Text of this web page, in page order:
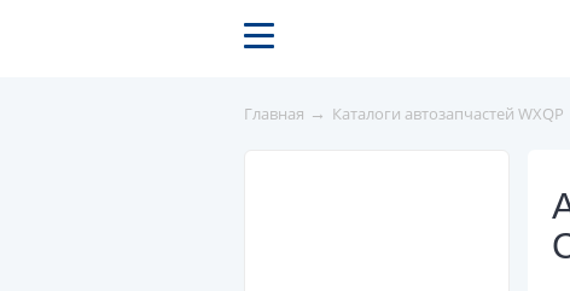
Главная → Каталоги автозапчастей WXQP